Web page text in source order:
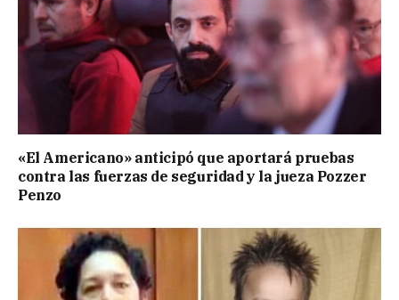
«El Americano» anticipó que aportará pruebas
contra las fuerzas de seguridad y la jueza Pozzer
Penzo